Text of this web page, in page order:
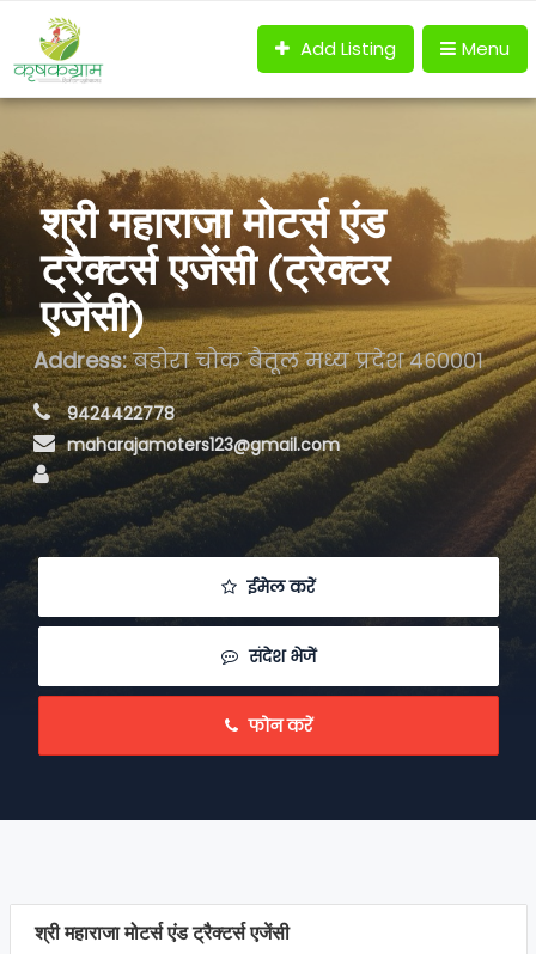
Add Listing Menu
श्री महाराजा मोटर्स एंड
ट्रैक्टर्स एजेंसी (ट्रेक्टर
एजेंसी)
Address:बडोरा चोक बैतूल मध्य प्रदेश ४६०००१
9424422778
maharajamoters123@gmail.com
ईमेल करें
संदेश भेजें
फोन करें
श्री महाराजा मोटर्स एंड ट्रैक्टर्स एजेंसी